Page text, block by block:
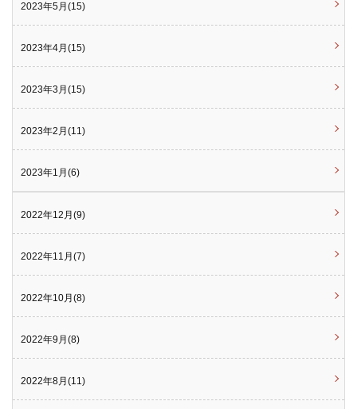
2023年5月(15)
2023年4月(15)
2023年3月(15)
2023年2月(11)
2023年1月(6)
2022年12月(9)
2022年11月(7)
2022年10月(8)
2022年9月(8)
2022年8月(11)